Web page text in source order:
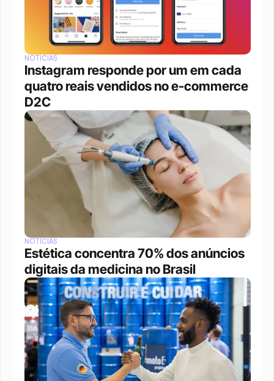
NOTÍCIAS
Instagram responde por um em cada
quatro reais vendidos no e-commerce
D2C
NOTÍCIAS
Estética concentra 70% dos anúncios
digitais da medicina no Brasil